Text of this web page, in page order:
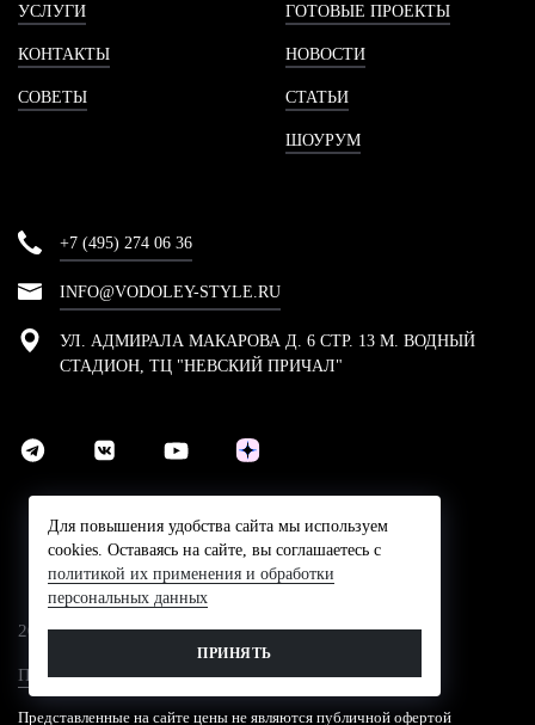
УСЛУГИ
КОНТАКТЫ
СОВЕТЫ
ГОТОВЫЕ ПРОЕКТЫ
НОВОСТИ
СТАТЬИ
ШОУРУМ
+7 (495) 274 06 36
INFO@VODOLEY-STYLE.RU
УЛ. АДМИРАЛА МАКАРОВА Д. 6 СТР. 13 М. ВОДНЫЙ
СТАДИОН, ТЦ "НЕВСКИЙ ПРИЧАЛ"
2024 © Компания Водолей-Cтайл
Политика конфидециальности
Представленные на сайте цены не являются публичной офертой
Для повышения удобства сайта мы используем
cookies. Оставаясь на сайте, вы соглашаетесь с
политикой их применения и обработки
персональных данных
ПРИНЯТЬ